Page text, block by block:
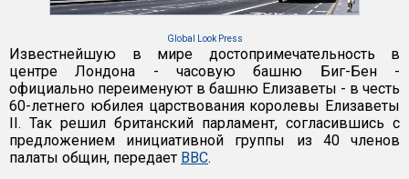
Global Look Press
Известнейшую в мире достопримечательность в
центре Лондона - часовую башню Биг-Бен -
официально переименуют в башню Елизаветы - в честь
60-летнего юбилея царствования королевы Елизаветы
II. Так решил британский парламент, согласившись с
предложением инициативной группы из 40 членов
палаты общин, передает BBC.